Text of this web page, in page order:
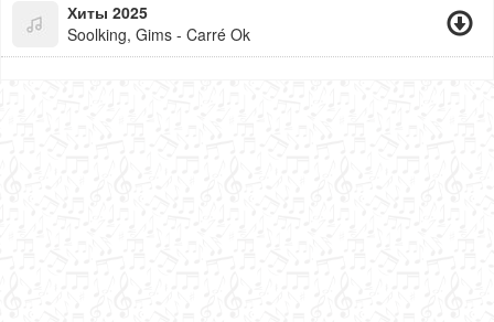
Хиты 2025
Soolking, Gims - Carré Ok